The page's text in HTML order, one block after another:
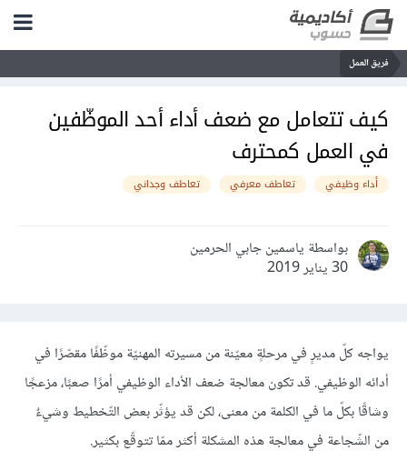
فريق العمل
كيف تتعامل مع ضعف أداء أحد الموظّفين
في العمل كمحترف
أداء وظيفي تعاطف معرفي تعاطف وجداني
بواسطة ياسمين جابي الحرمين
30 يناير 2019
يواجه كلّ مديرٍ في مرحلةٍ معيّنة من مسيرته المهنيّة موظّفًا مقصّرًا في
أدائه الوظيفي. قد تكون معالجة ضعف الأداء الوظيفي أمرًا صعبًا، مزعجًا
وشاقًا بكلّ ما في الكلمة من معنى، لكن قد يؤثّر بعض التّخطيط وشيءٌ
من الشّجاعة في معالجة هذه المشكلة أكثر ممّا تتوقّع بكثير.